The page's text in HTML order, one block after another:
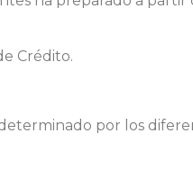
Crédito.
por los